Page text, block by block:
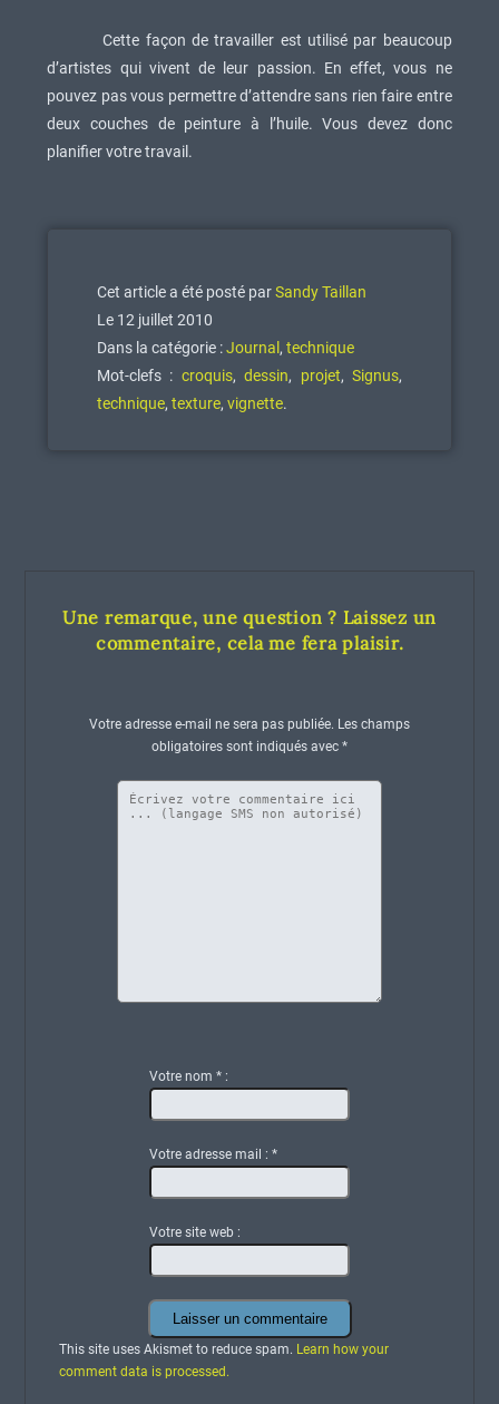
Cette façon de travailler est utilisé par beaucoup
d’artistes qui vivent de leur passion. En effet, vous ne
pouvez pas vous permettre d’attendre sans rien faire entre
deux couches de peinture à l’huile. Vous devez donc
planifier votre travail.
Cet article a été posté parSandy Taillan
Le 12 juillet 2010
Dans la catégorie :Journal , technique
Mot-clefs : croquis,dessin, projet,Signus,
technique, texture, vignette.
Une remarque, une question ? Laissez un
commentaire, cela me fera plaisir.
Votre adresse e-mail ne sera pas publiée. Les champs
obligatoires sont indiqués avec *
Votre nom* :
Votre adresse mail :*
Votre site web :
This site uses Akismet to reduce spam. Learn how your
comment data is processed.